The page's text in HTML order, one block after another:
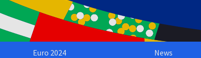
Euro 2024 News